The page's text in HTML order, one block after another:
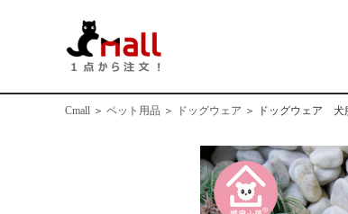
Cmall ＞ ペット用品 ＞ ドッグウェア ＞ ドッグウェア